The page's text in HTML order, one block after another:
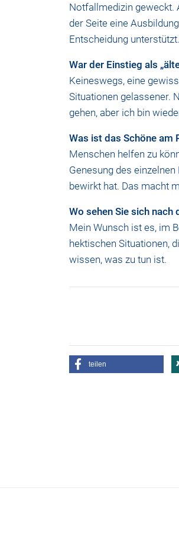
Notfallmedizin geweckt.
der Seite eine
Entscheidung unterstützt.
War der Einstieg als
Keineswegs, eine
Situationen gelassener.
gehen, aber ich bin
Was ist das Schöne am
Menschen helfen zu
Genesung des
bewirkt hat. Das macht
Wo sehen Sie sich nach
Mein Wunsch ist es, im
hektischen Situationen,
wissen, was zu tun ist.
teilen